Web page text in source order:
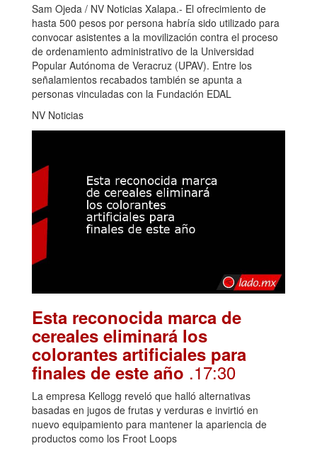
Sam Ojeda / NV Noticias Xalapa.- El ofrecimiento de
hasta 500 pesos por persona habría sido utilizado para
convocar asistentes a la movilización contra el proceso
de ordenamiento administrativo de la Universidad
Popular Autónoma de Veracruz (UPAV). Entre los
señalamientos recabados también se apunta a
personas vinculadas con la Fundación EDAL
NV Noticias
Esta reconocida marca de
cereales eliminará los
colorantes artificiales para
finales de este año .17:30
La empresa Kellogg reveló que halló alternativas
basadas en jugos de frutas y verduras e invirtió en
nuevo equipamiento para mantener la apariencia de
productos como los Froot Loops